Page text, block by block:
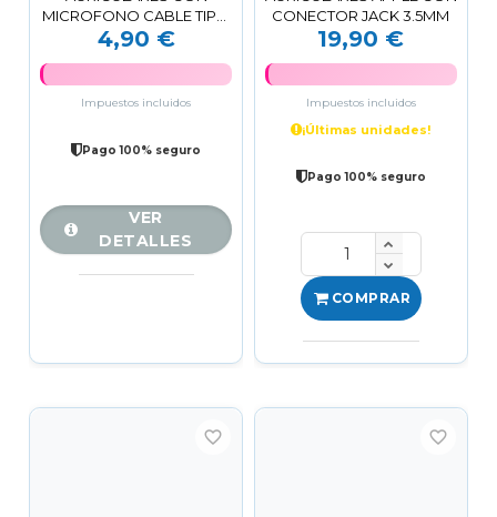
MICROFONO CABLE TIPO
C NEGRO
4,90 €
Impuestos incluidos
Pago 100% seguro
VER
DETALLES
CONECTOR JACK 3.5MM
19,90 €
Impuestos incluidos
¡Últimas unidades!
Pago 100% seguro
COMPRAR
favorite_border favorite_border